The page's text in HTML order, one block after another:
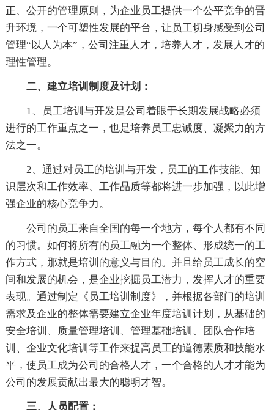
正、公开的管理原则，为企业员工提供一个公平竞争的晋
升环境，一个可塑性发展的平台，让员工切身感受到公司
管理“以人为本”，公司注重人才，培养人才，发展人才的
理性管理。
二、建立培训制度及计划：
1、员工培训与开发是公司着眼于长期发展战略必须
进行的工作重点之一，也是培养员工忠诚度、凝聚力的方
法之一。
2、通过对员工的培训与开发，员工的工作技能、知
识层次和工作效率、工作品质等都将进一步加强，以此增
强企业的核心竞争力。
公司的员工来自全国的每一个地方，每个人都有不同
的习惯。如何将所有的员工融为一个整体、形成统一的工
作方式，那就是培训的意义与目的。并且给员工成长的空
间和发展的机会，是企业挖掘员工潜力，发挥人才的重要
表现。通过制定《员工培训制度》，并根据各部门的培训
需求及企业的整体需要建立企业年度培训计划，从基础的
安全培训、质量管理培训、管理基础培训、团队合作培
训、企业文化培训等工作来提高员工的道德素质和技能水
平，使员工成为公司的合格人才，一个合格的人才才能为
公司的发展贡献出最大的聪明才智。
三、人员配置：